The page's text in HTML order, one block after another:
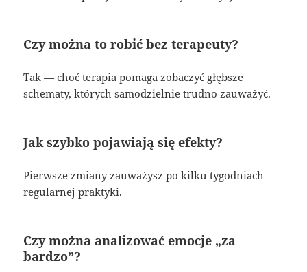
Czy można to robić bez terapeuty?
Tak — choć terapia pomaga zobaczyć głębsze
schematy, których samodzielnie trudno zauważyć.
Jak szybko pojawiają się efekty?
Pierwsze zmiany zauważysz po kilku tygodniach
regularnej praktyki.
Czy można analizować emocje „za
bardzo”?